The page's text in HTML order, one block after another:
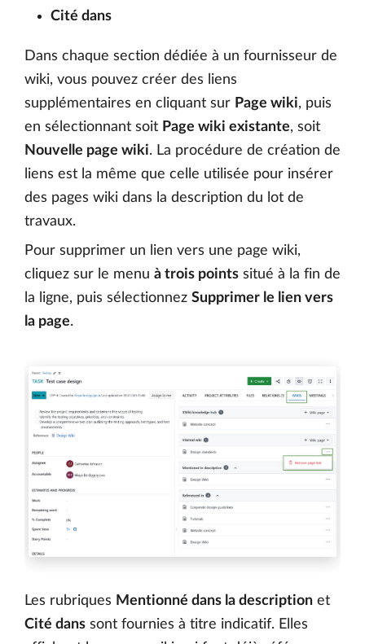
Cité dans
Dans chaque section dédiée à un fournisseur de
wiki, vous pouvez créer des liens
supplémentaires en cliquant sur Page wiki, puis
en sélectionnant soit Page wiki existante, soit
Nouvelle page wiki. La procédure de création de
liens est la même que celle utilisée pour insérer
des pages wiki dans la description du lot de
travaux.
Pour supprimer un lien vers une page wiki,
cliquez sur le menu à trois points situé à la fin de
la ligne, puis sélectionnez Supprimer le lien vers
la page.
Les rubriques Mentionné dans la description et
Cité dans sont fournies à titre indicatif. Elles